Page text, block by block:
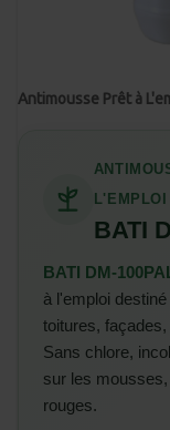
Antimousse Prêt à
L'EMPLOI
BATI
BATI DM-
à l'emploi
toitures,
Sans chlore,
sur les
rouges.